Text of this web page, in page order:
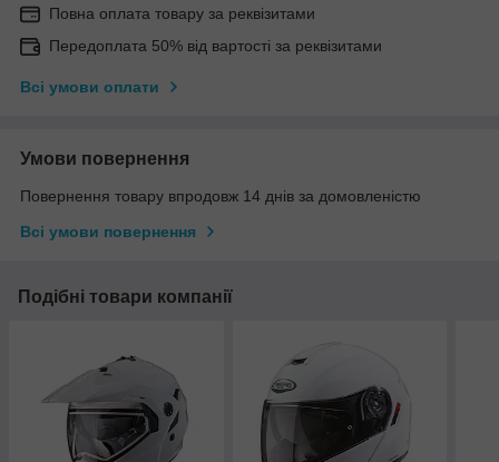
Повна оплата товару за реквізитами
Передоплата 50% від вартості за реквізитами
Всі умови оплати
Умови повернення
Повернення товару впродовж 14 днів за домовленістю
Всі умови повернення
Подібні товари компанії